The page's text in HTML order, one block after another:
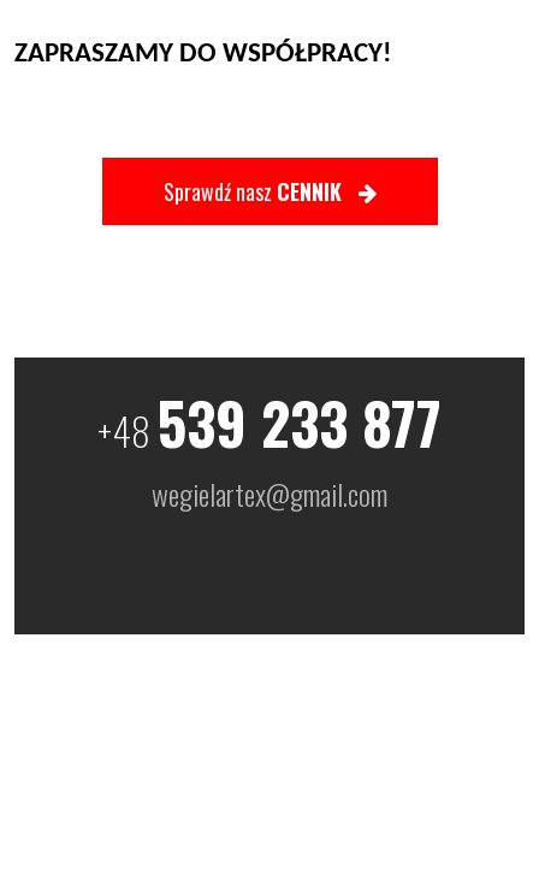
ZAPRASZAMY DO WSPÓŁPRACY!
Sprawdź nasz CENNIK
+48 539 233 877
wegielartex@gmail.com